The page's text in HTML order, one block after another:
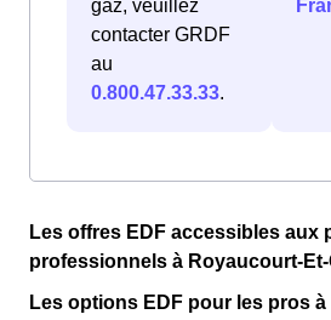
gaz, veuillez
contacter GRDF
au
0.800.47.33.33.
Les offres EDF accessibles aux
professionnels à Royaucourt-
Les options EDF pour les pros